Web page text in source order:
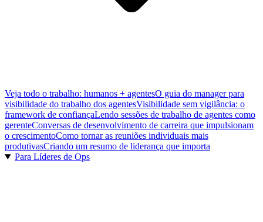
Veja todo o trabalho: humanos + agentesO guia do manager para
visibilidade do trabalho dos agentesVisibilidade sem vigilância: o
framework de confiançaLendo sessões de trabalho de agentes como
gerenteConversas de desenvolvimento de carreira que impulsionam
o crescimentoComo tornar as reuniões individuais mais
produtivasCriando um resumo de liderança que importa
Para Líderes de Ops